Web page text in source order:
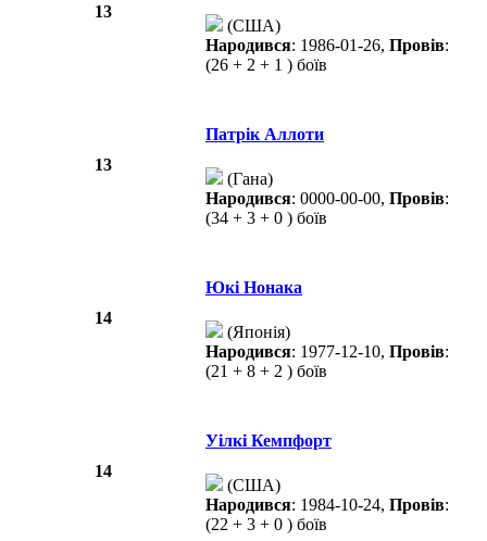
13
(США)
Народився: 1986-01-26, Провів:
(26 + 2 + 1 ) боїв
13
Патрік Аллоти
(Гана)
Народився: 0000-00-00, Провів:
(34 + 3 + 0 ) боїв
14
Юкі Нонака
(Японія)
Народився: 1977-12-10, Провів:
(21 + 8 + 2 ) боїв
14
Уілкі Кемпфорт
(США)
Народився: 1984-10-24, Провів:
(22 + 3 + 0 ) боїв